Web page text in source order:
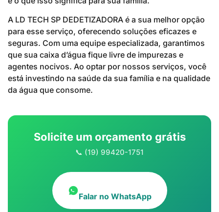
A LD TECH SP DEDETIZADORA é a sua melhor opção
para esse serviço, oferecendo soluções eficazes e
seguras. Com uma equipe especializada, garantimos
que sua caixa d’água fique livre de impurezas e
agentes nocivos. Ao optar por nossos serviços, você
está investindo na saúde da sua família e na qualidade
da água que consome.
Solicite um orçamento grátis
📞 (19) 99420-1751
Falar no WhatsApp